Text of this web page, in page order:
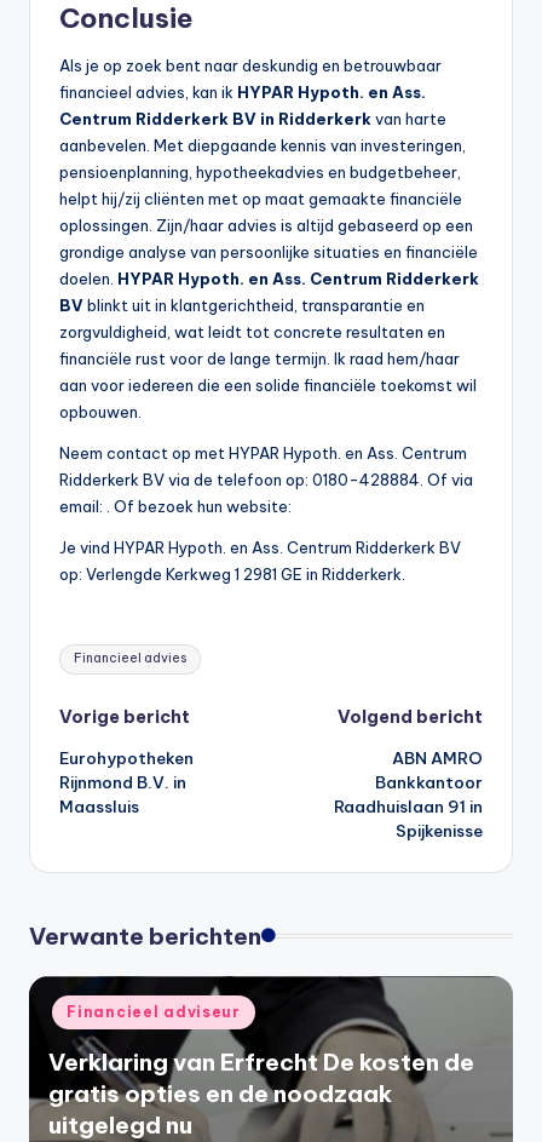
Conclusie
Als je op zoek bent naar deskundig en betrouwbaar
financieel advies, kan ik HYPAR Hypoth. en Ass.
Centrum Ridderkerk BV in Ridderkerkvan harte
aanbevelen. Met diepgaande kennis van investeringen,
pensioenplanning, hypotheekadvies en budgetbeheer,
helpt hij/zij cliënten met op maat gemaakte financiële
oplossingen. Zijn/haar advies is altijd gebaseerd op een
grondige analyse van persoonlijke situaties en financiële
doelen. HYPAR Hypoth. en Ass. Centrum Ridderkerk
BVblinkt uit in klantgerichtheid, transparantie en
zorgvuldigheid, wat leidt tot concrete resultaten en
financiële rust voor de lange termijn. Ik raad hem/haar
aan voor iedereen die een solide financiële toekomst wil
opbouwen.
Neem contact op met HYPAR Hypoth. en Ass. Centrum
Ridderkerk BV via de telefoon op: 0180-428884. Of via
email: . Of bezoek hun website:
Je vind HYPAR Hypoth. en Ass. Centrum Ridderkerk BV
op: Verlengde Kerkweg 1 2981 GE in Ridderkerk.
Tags:
Financieel advies
Bericht
navigatie
Vorige bericht
Eurohypotheken
Rijnmond B.V. in
Maassluis
Volgend bericht
ABN AMRO
Bankkantoor
Raadhuislaan 91 in
Spijkenisse
Verwante berichten
Geplaatst
in
Financieel adviseur
Verklaring van Erfrecht De kosten de
gratis opties en de noodzaak
uitgelegd nu